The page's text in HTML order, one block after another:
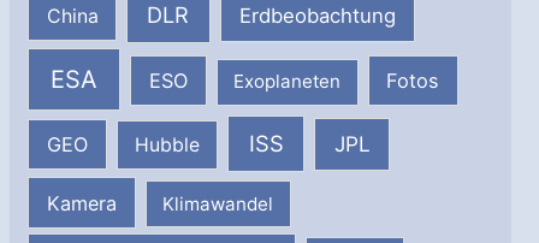
China DLR Erdbeobachtung
ESA ESO Exoplaneten Fotos
GEO Hubble ISS JPL
Kamera Klimawandel